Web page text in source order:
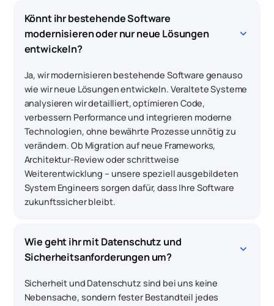
Könnt ihr bestehende Software
modernisieren oder nur neue Lösungen
entwickeln?
keyboard_arrow_down
Ja, wir modernisieren bestehende Software genauso
wie wir neue Lösungen entwickeln. Veraltete Systeme
analysieren wir detailliert, optimieren Code,
verbessern Performance und integrieren moderne
Technologien, ohne bewährte Prozesse unnötig zu
verändern. Ob Migration auf neue Frameworks,
Architektur-Review oder schrittweise
Weiterentwicklung – unsere speziell ausgebildeten
System Engineers sorgen dafür, dass Ihre Software
zukunftssicher bleibt.
Wie geht ihr mit Datenschutz und
Sicherheitsanforderungen um?
keyboard_arrow_down
Sicherheit und Datenschutz sind bei uns keine
Nebensache, sondern fester Bestandteil jedes